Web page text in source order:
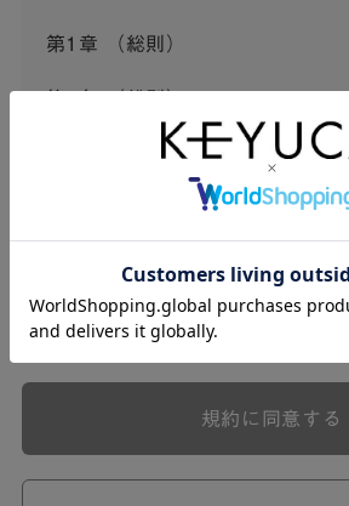
第1章 （総則）
この会員規約（以下「本規約」といい
式会社ケユカ事業部（以下「弊社」と
する一連のサービスに関し、弊社が次
本規約は、会員と弊社との間のサービ
切の関係に適用されるものとします。
弊社が一連のサービスを提供するにあ
ら個別規定はその名称のいかんに関わ
規約に同意する